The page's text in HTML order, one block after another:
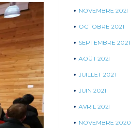
NOVEMBRE 2021
OCTOBRE 2021
SEPTEMBRE 2021
AOÛT 2021
JUILLET 2021
JUIN 2021
AVRIL 2021
NOVEMBRE 2020